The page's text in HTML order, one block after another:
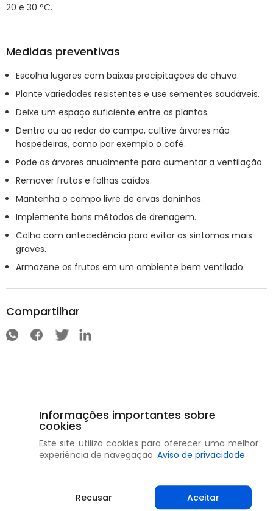
20 e 30 °C.
Medidas preventivas
Escolha lugares com baixas precipitações de chuva.
Plante variedades resistentes e use sementes saudáveis.
Deixe um espaço suficiente entre as plantas.
Dentro ou ao redor do campo, cultive árvores não
hospedeiras, como por exemplo o café.
Pode as árvores anualmente para aumentar a ventilação.
Remover frutos e folhas caídos.
Mantenha o campo livre de ervas daninhas.
Implemente bons métodos de drenagem.
Colha com antecedência para evitar os sintomas mais
graves.
Armazene os frutos em um ambiente bem ventilado.
Compartilhar
Informações importantes sobre
cookies
Este site utiliza cookies para oferecer uma melhor
experiência de navegação. Aviso de privacidade
Recusar Aceitar